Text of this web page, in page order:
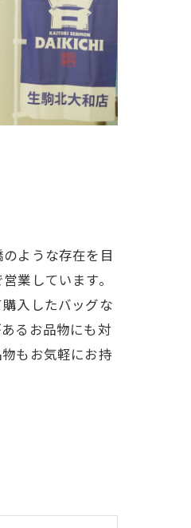
ような存在を目
業しています。
入したバッグな
るお品物にも対
もお気軽にお持